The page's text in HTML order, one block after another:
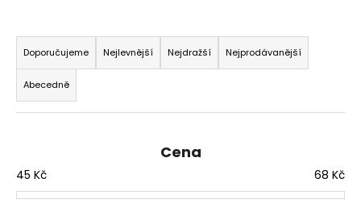
Ř
a
z
e
n
r
o
Doporučujeme Nejlevnější Nejdražší Nejprodávanější
Abecedně
Cena
45 Kč 68 Kč
j
e
m
e